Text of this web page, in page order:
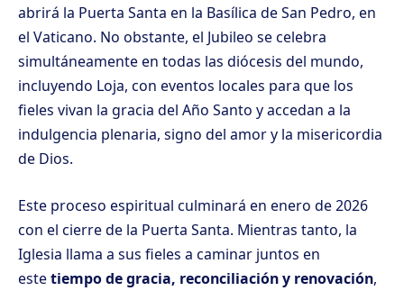
abrirá la Puerta Santa en la Basílica de San Pedro, en
el Vaticano. No obstante, el Jubileo se celebra
simultáneamente en todas las diócesis del mundo,
incluyendo Loja, con eventos locales para que los
fieles vivan la gracia del Año Santo y accedan a la
indulgencia plenaria, signo del amor y la misericordia
de Dios.
Este proceso espiritual culminará en enero de 2026
con el cierre de la Puerta Santa. Mientras tanto, la
Iglesia llama a sus fieles a caminar juntos en
estetiempo de gracia, reconciliación y renovación,